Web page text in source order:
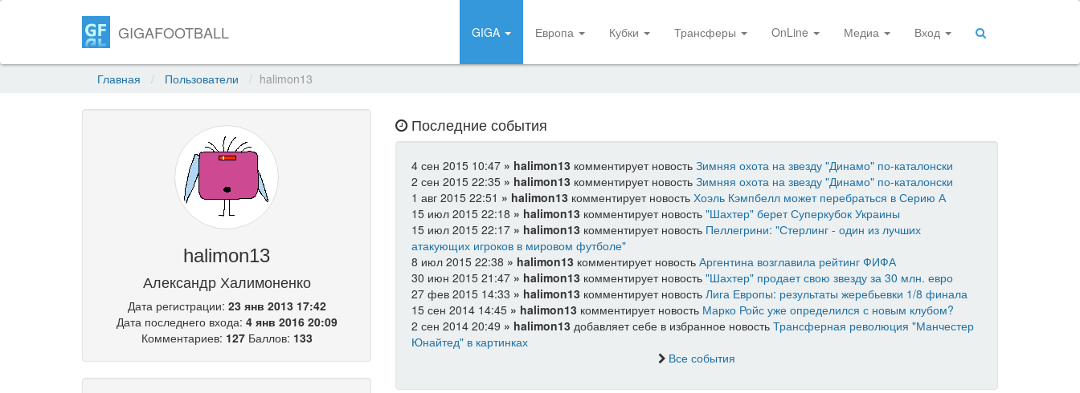
GIGAFOOTBALL GIGA Европа Кубки Трансферы OnLine Медиа Вход
Главная Пользователи halimon13
halimon13
Александр Халимоненко
Дата регистрации: 23 янв 2013 17:42
Дата последнего входа: 4 янв 2016 20:09
Комментариев: 127Баллов: 133
Последние события
4 сен 2015 10:47 » halimon13 комментирует новость Зимняя охота на звезду "Динамо" по-каталонски
2 сен 2015 22:35 » halimon13 комментирует новость Зимняя охота на звезду "Динамо" по-каталонски
1 авг 2015 22:51 » halimon13 комментирует новость Хоэль Кэмпбелл может перебраться в Серию А
15 июл 2015 22:18 » halimon13 комментирует новость "Шахтер" берет Суперкубок Украины
15 июл 2015 22:17 » halimon13 комментирует новость Пеллегрини: "Стерлинг - один из лучших
атакующих игроков в мировом футболе"
8 июл 2015 22:38 » halimon13 комментирует новость Аргентина возглавила рейтинг ФИФА
30 июн 2015 21:47 » halimon13 комментирует новость "Шахтер" продает свою звезду за 30 млн. евро
27 фев 2015 14:33 » halimon13 комментирует новость Лига Европы: результаты жеребьевки 1/8 финала
15 сен 2014 14:45 » halimon13 комментирует новость Марко Ройс уже определился с новым клубом?
2 сен 2014 20:49 » halimon13 добавляет себе в избранное новость Трансферная революция "Манчестер
Юнайтед" в картинках
Все события